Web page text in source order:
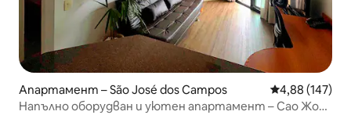
Апартамент – São José dos Campos Средна
4,88 (147)
Напълно оборудван и уютен апартамент – Сао Жозе